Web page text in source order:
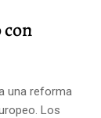
una reforma
Los